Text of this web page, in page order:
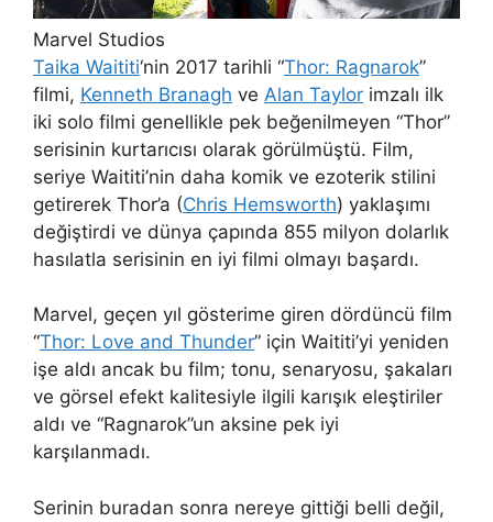
Marvel Studios
Taika Waititi‘nin 2017 tarihli “Thor: Ragnarok”
filmi, Kenneth Branagh ve Alan Taylor imzalı ilk
iki solo filmi genellikle pek beğenilmeyen “Thor”
serisinin kurtarıcısı olarak görülmüştü. Film,
seriye Waititi’nin daha komik ve ezoterik stilini
getirerek Thor’a (Chris Hemsworth) yaklaşımı
değiştirdi ve dünya çapında 855 milyon dolarlık
hasılatla serisinin en iyi filmi olmayı başardı.
Marvel, geçen yıl gösterime giren dördüncü film
“Thor: Love and Thunder” için Waititi’yi yeniden
işe aldı ancak bu film; tonu, senaryosu, şakaları
ve görsel efekt kalitesiyle ilgili karışık eleştiriler
aldı ve “Ragnarok”un aksine pek iyi
karşılanmadı.
Serinin buradan sonra nereye gittiği belli değil,